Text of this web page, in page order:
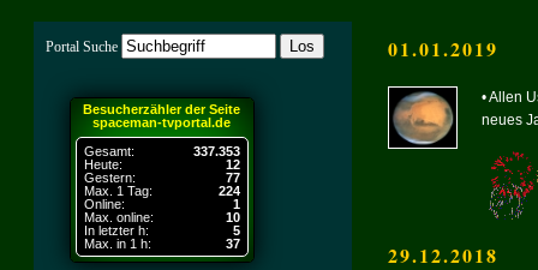
Portal Suche
Besucherzähler der Seite
spaceman-tvportal.de
Gesamt:
337.353
Heute:
12
Gestern:
77
Max. 1 Tag:
224
Online:
1
Max. online:
10
In letzter h:
5
Max. in 1 h:
37
01.01.2019
• Allen
neues
29.12.2018